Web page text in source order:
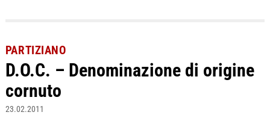
PARTIZIANO
D.O.C. – Denominazione di origine
cornuto
23.02.2011